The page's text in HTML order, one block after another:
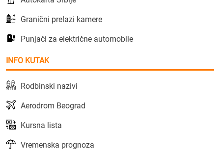
Granični prelazi kamere
Punjači za električne automobile
INFO KUTAK
Rodbinski nazivi
Aerodrom Beograd
Kursna lista
Vremenska prognoza